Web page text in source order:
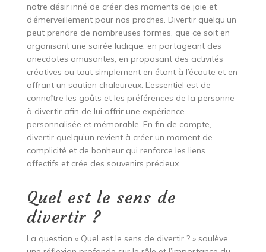
notre désir inné de créer des moments de joie et
d’émerveillement pour nos proches. Divertir quelqu’un
peut prendre de nombreuses formes, que ce soit en
organisant une soirée ludique, en partageant des
anecdotes amusantes, en proposant des activités
créatives ou tout simplement en étant à l’écoute et en
offrant un soutien chaleureux. L’essentiel est de
connaître les goûts et les préférences de la personne
à divertir afin de lui offrir une expérience
personnalisée et mémorable. En fin de compte,
divertir quelqu’un revient à créer un moment de
complicité et de bonheur qui renforce les liens
affectifs et crée des souvenirs précieux.
Quel est le sens de
divertir ?
La question « Quel est le sens de divertir ? » soulève